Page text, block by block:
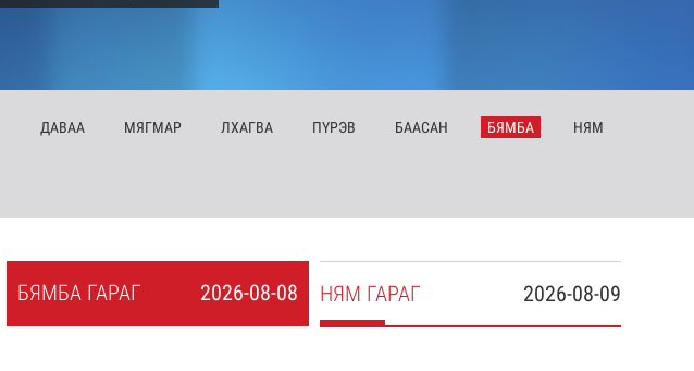
ДАВАА МЯГМАР ЛХАГВА ПҮРЭВ БААСАН БЯМБА НЯМ
2026-08-08
БЯМБА ГАРАГ 2026-08-09
НЯМ ГАРАГ